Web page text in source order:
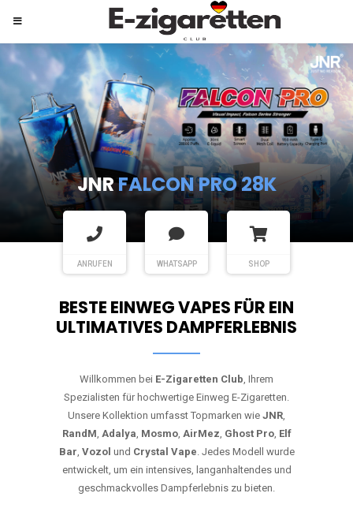
JNRSHISHA HOOKAH MAX
ANRUFEN WHATSAPP SHOP
BESTE EINWEG VAPES FÜR EIN
ULTIMATIVES DAMPFERLEBNIS
Willkommen bei E-Zigaretten Club, Ihrem
Spezialisten für hochwertige Einweg E-Zigaretten.
Unsere Kollektion umfasst Topmarken wie JNR,
RandM, Adalya, Mosmo, AirMez, Ghost Pro, Elf
Bar, Vozol und Crystal Vape. Jedes Modell wurde
entwickelt, um ein intensives, langanhaltendes und
geschmackvolles Dampferlebnis zu bieten.